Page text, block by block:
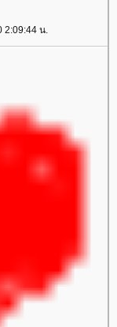
2:09:44 น.